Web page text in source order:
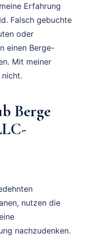
Erfahrung
Falsch gebuchte
oder
einen Berge-
Mit meiner
Berge
nutzen die
nachzudenken.